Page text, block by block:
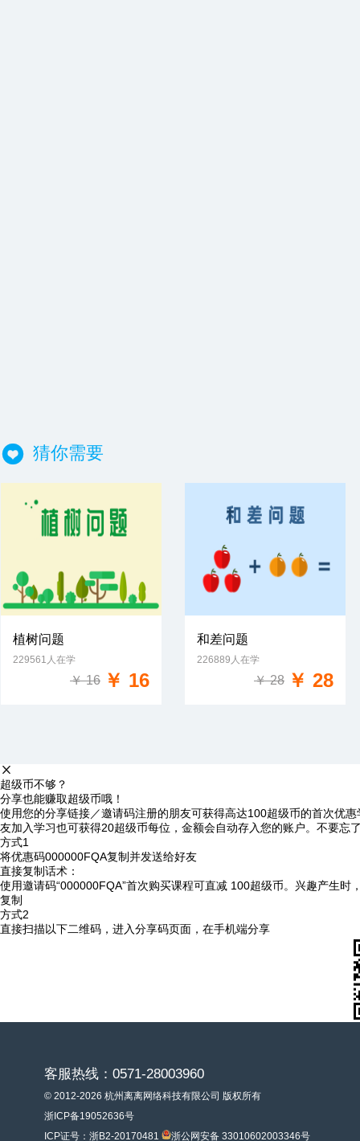
猜你需要
免费试学
植树问题
229561人在学
￥ 16 ￥ 16
免费试学
和差问题
226889人在学
￥ 28 ￥ 28
超级币不够？
分享也能赚取超级币哦！
使用您的分享链接／邀请码注册的朋友可获得高达100超级币的首次优
友加入学习也可获得20超级币每位，金额会自动存入您的账户。不要忘
方式1
将优惠码000000FQA复制并发送给好友
直接复制话术：
使用邀请码“000000FQA”首次购买课程可直减 100超级币。兴趣产生时
复制
方式2
直接扫描以下二维码，进入分享码页面，在手机端分享
客服热线：0571-28003960
© 2012-2026 杭州离离网络科技有限公司 版权所有
浙ICP备19052636号
ICP证号：浙B2-20170481
浙公网安备 33010602003346号